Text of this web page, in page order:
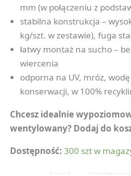
mm (w połączeniu z
stabilna konstrukcja –
kg/szt. w zestawie), fuga
łatwy montaż na sucho –
wiercenia
odporna na UV, mróz,
konserwacji, w 100%
Chcesz idealnie
wentylowany? Dodaj do
Dostępność: 300 szt w